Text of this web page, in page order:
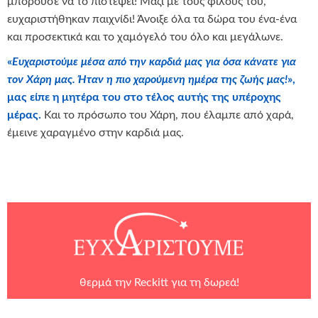
ευχαριστήθηκαν παιχνίδι! Άνοιξε όλα τα δώρα του ένα-ένα
και προσεκτικά και το χαμόγελό του όλο και μεγάλωνε.
«Ευχαριστούμε μέσα από την καρδιά μας για όσα κάνατε για
τον Χάρη μας. Ήταν η πιο χαρούμενη ημέρα της ζωής μας!»,
μας είπε η μητέρα του στο τέλος αυτής της υπέροχης
μέρας. Και το πρόσωπο του Χάρη, που έλαμπε από χαρά,
έμεινε χαραγμένο στην καρδιά μας.
θερμά την Reckittγια τη δωρεά!